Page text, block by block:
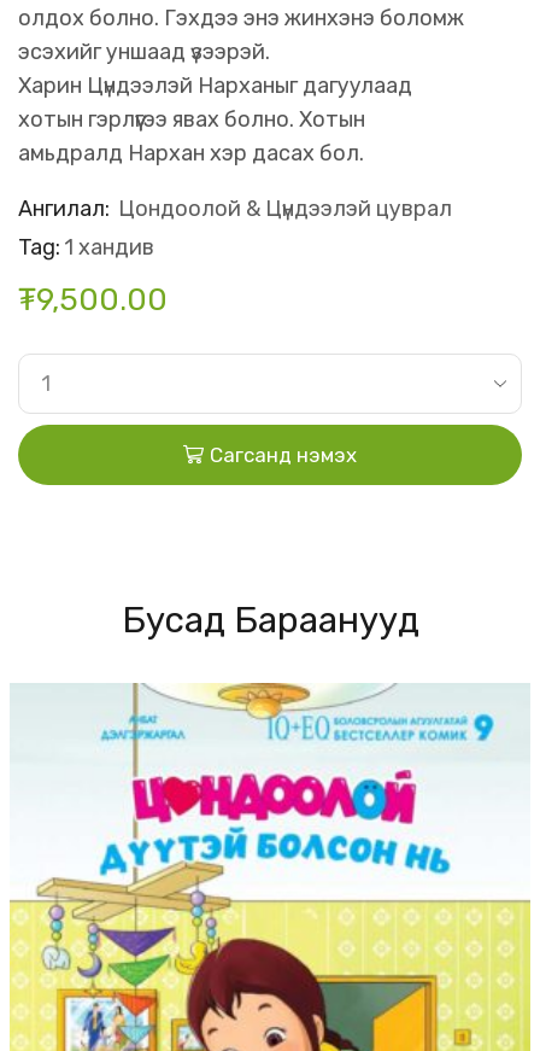
олдох болно. Гэхдээ энэ жинхэнэ боломж
эсэхийг уншаад үзээрэй.
Харин Цүндээлэй Нарханыг дагуулаад
хотын гэрлүүгээ явах болно. Хотын
амьдралд Нархан хэр дасах бол.
Ангилал: Цондоолой & Цүндээлэй цуврал
Tag: 1 хандив
₮9,500.00
Сагсанд нэмэх
Бусад Бараанууд